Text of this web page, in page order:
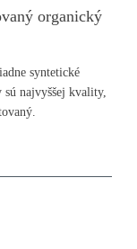
organický
syntetické
sú najvyššej kvality,